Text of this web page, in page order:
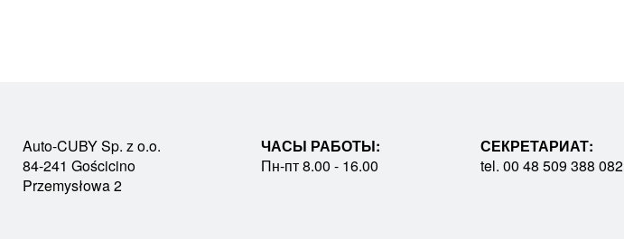
Auto-CUBY Sp. z o.o.
84-241 Gościcino
Przemysłowa 2
ЧАСЫ РАБОТЫ:
Пн-пт 8.00 - 16.00
СЕКРЕТАРИАТ:
tel. 00 48 509 388 082